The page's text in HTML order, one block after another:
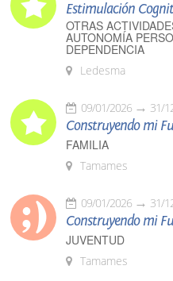
Estimulación
OTRAS
AUTONOMÍA
DEPENDENCIA
Ledesma
09/01/2026 31/
Construyendo mi
FAMILIA
Tamames
09/01/2026 31/
Construyendo mi
JUVENTUD
Tamames